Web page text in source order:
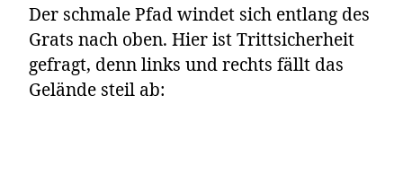
Der schmale Pfad windet sich entlang des
Grats nach oben. Hier ist Trittsicherheit
gefragt, denn links und rechts fällt das
Gelände steil ab: